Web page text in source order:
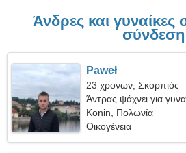
Άνδρες και γυναίκες
σύνδεση
Paweł
23 χρονών, Σκορπιός
Άντρας ψάχνει για
Konin, Πολωνία
Οικογένεια